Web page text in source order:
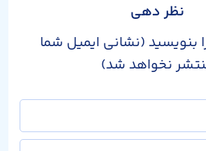
نظر دهی
بنویسید (نشانی ایمیل شما
نخواهد شد)